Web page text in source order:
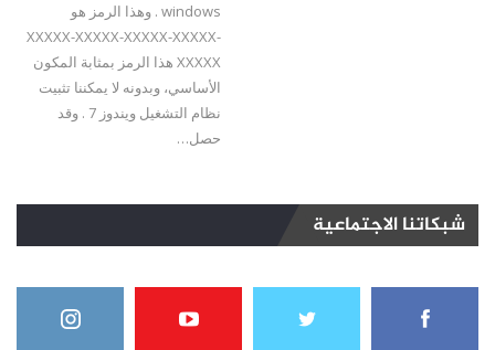
windows . وهذا الرمز هو
XXXXX-XXXXX-XXXXX-XXXXX-
XXXXX هذا الرمز بمثابة المكون
الأساسي، وبدونه لا يمكننا تثبيت
نظام التشغيل ويندوز 7 . وقد
حصل…
شبكاتنا الاجتماعية